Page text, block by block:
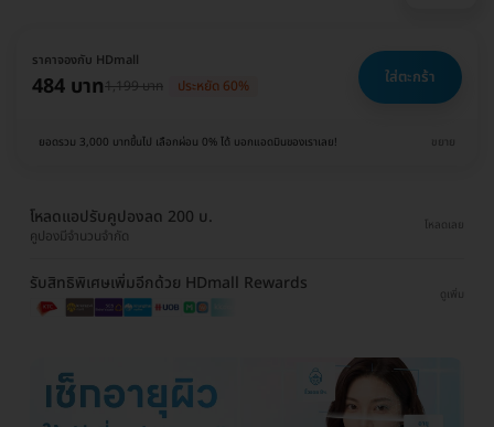
ราคาจองกับ HDmall
484 บาท1,199 บาท ประหยัด 60% ใส่ตะกร้า
ยอดรวม 3,000 บาทขึ้นไป เลือกผ่อน 0% ได้ บอกแอดมินของเราเลย! ขยาย
โหลดแอปรับคูปองลด 200 บ.
คูปองมีจำนวนจำกัด
โหลดเลย
รับสิทธิพิเศษเพิ่มอีกด้วย HDmall Rewards
ดูเพิ่ม